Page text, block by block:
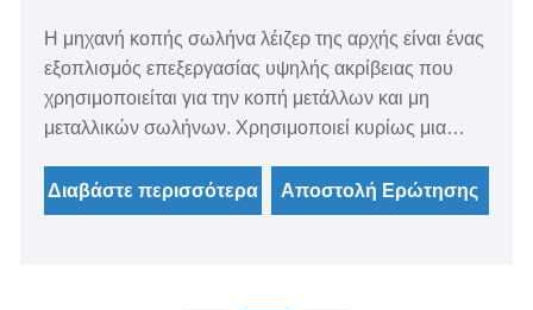
Η μηχανή κοπής σωλήνα λέιζερ της αρχής είναι ένας
εξοπλισμός επεξεργασίας υψηλής ακρίβειας που
χρησιμοποιείται για την κοπή μετάλλων και μη
μεταλλικών σωλήνων. Χρησιμοποιεί κυρίως μια
την επιφάνεια του σωλήνα και η υψηλή θερμότητα
του λέιζερ αναγκάζει τον σωλήνα να λιώσει ή να
Διαβάστε περισσότερα Αποστολή Ερώτησης